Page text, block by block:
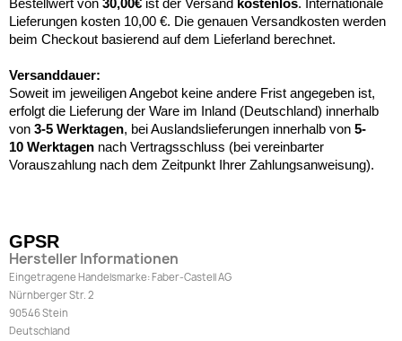
Bestellwert von 30,00€ ist der Versand kostenlos. Internationale
Lieferungen kosten 10,00 €. Die genauen Versandkosten werden
beim Checkout basierend auf dem Lieferland berechnet.
Versanddauer:
Soweit im jeweiligen Angebot keine andere Frist angegeben ist,
erfolgt die Lieferung der Ware im Inland (Deutschland) innerhalb
von 3-5 Werktagen, bei Auslandslieferungen innerhalb von 5-
10 Werktagen nach Vertragsschluss (bei vereinbarter
Vorauszahlung nach dem Zeitpunkt Ihrer Zahlungsanweisung).
GPSR
Hersteller Informationen
Eingetragene Handelsmarke: Faber-Castell AG
Nürnberger Str. 2
90546 Stein
Deutschland